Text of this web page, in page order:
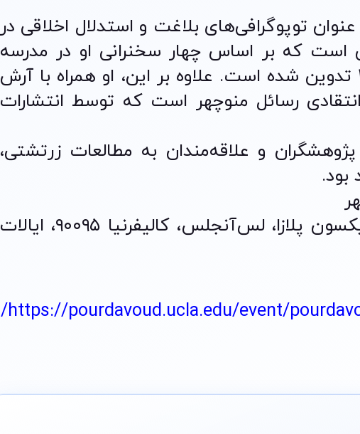
توپوگرافی‌های بلاغت و استدلال اخلاقی در
است که بر اساس چهار سخنرانی او در مدرسه
مطالعات عالی پاریس در بهار ۲۰۲۴ تدوین شده است. علاوه بر این، او همراه با آرش
رسائل منوچهر است که توسط انتشارات
و علاقه‌مندان به مطالعات زرتشتی،
بود.
مکان: سالن ۳۰۶ رویس، ۱۰۷۴۵ دیکسون پلازا، لس‌آنجلس، کالیفرنیا ۹۰۰۹۵، ایالات
https://pourdavoud.ucla.edu/event/